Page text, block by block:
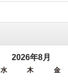
2026年8月
水 木 金